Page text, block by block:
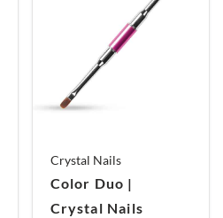
Crystal Nails
Color Duo |
Crystal Nails